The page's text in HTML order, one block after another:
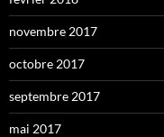
novembre 2017
octobre 2017
septembre 2017
mai 2017